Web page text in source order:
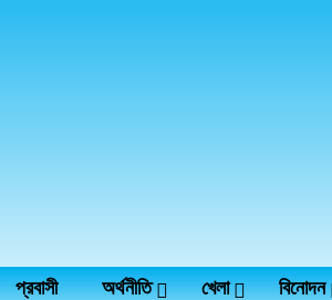
প্রবাসী অর্থনীতি খেলা বিনোদন